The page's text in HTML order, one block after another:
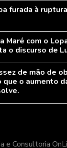
furada à
Maré com o
o discurso de
de mão de
que o aumento
e Consultoria